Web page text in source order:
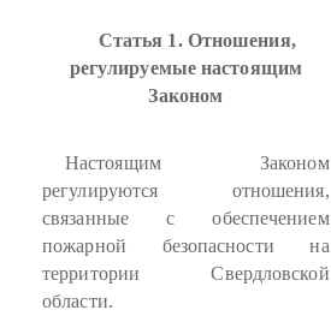
Статья 1. Отношения,
регулируемые настоящим
Законом
Настоящим Законом
регулируются отношения,
связанные с обеспечением
пожарной безопасности на
территории Свердловской
области.